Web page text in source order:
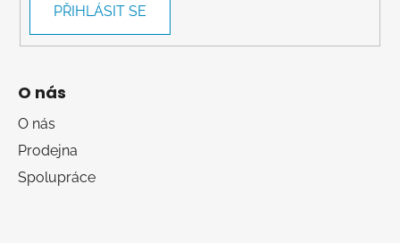
PŘIHLÁSIT SE
O nás
O nás
Prodejna
Spolupráce